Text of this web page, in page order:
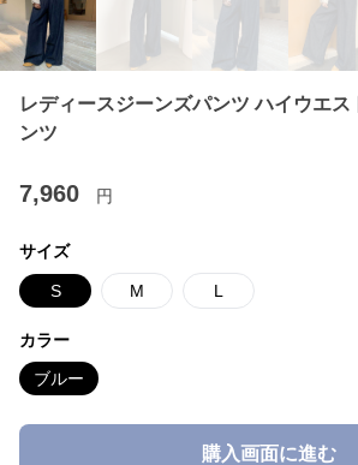
レディースジーンズパンツ ハイウエ
ンツ
7,960 円
サイズ
S M L
カラー
ブルー
購入画面に進む